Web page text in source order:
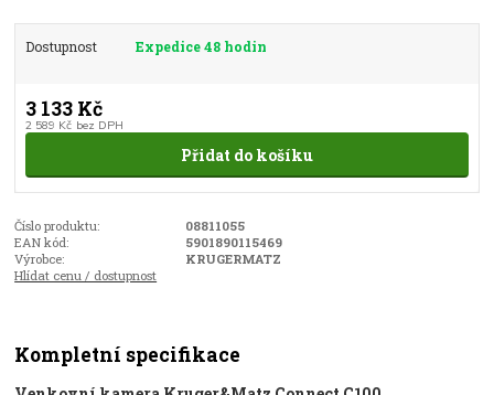
Dostupnost Expedice 48 hodin
3 133 Kč
2 589 Kč bez DPH
Přidat do košíku
Číslo produktu:
08811055
EAN kód:
5901890115469
Výrobce:
KRUGERMATZ
Hlídat cenu / dostupnost
Kompletní specifikace